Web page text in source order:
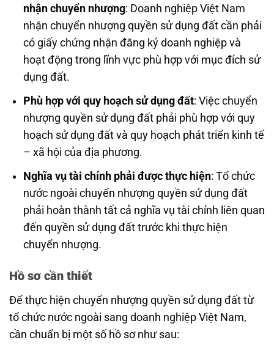
nhận chuyển nhượng: Doanh nghiệp Việt Nam
nhận chuyển nhượng quyền sử dụng đất cần phải
có giấy chứng nhận đăng ký doanh nghiệp và
hoạt động trong lĩnh vực phù hợp với mục đích sử
dụng đất.
Phù hợp với quy hoạch sử dụng đất: Việc chuyển
nhượng quyền sử dụng đất phải phù hợp với quy
hoạch sử dụng đất và quy hoạch phát triển kinh tế
– xã hội của địa phương.
Nghĩa vụ tài chính phải được thực hiện: Tổ chức
nước ngoài chuyển nhượng quyền sử dụng đất
phải hoàn thành tất cả nghĩa vụ tài chính liên quan
đến quyền sử dụng đất trước khi thực hiện
chuyển nhượng.
Hồ sơ cần thiết
Để thực hiện chuyển nhượng quyền sử dụng đất từ
tổ chức nước ngoài sang doanh nghiệp Việt Nam,
cần chuẩn bị một số hồ sơ như sau: